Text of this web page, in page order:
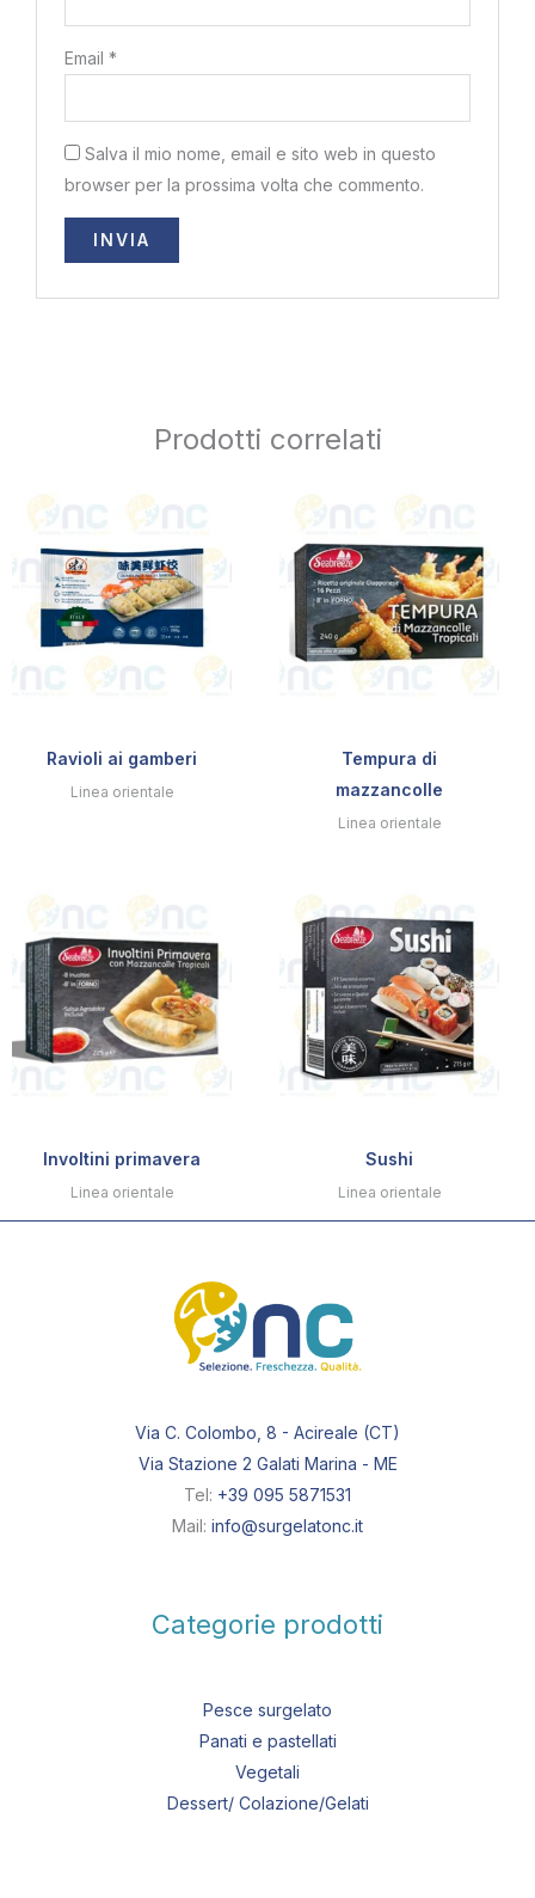
Email*
Salva il mio nome, email e sito web in questo
browser per la prossima volta che commento.
Prodotti correlati
Ravioli ai gamberi
Linea orientale
Tempura di
mazzancolle
Linea orientale
Involtini primavera
Linea orientale
Sushi
Linea orientale
Via C. Colombo, 8 - Acireale (CT)
Via Stazione 2 Galati Marina - ME
Tel: +39 095 5871531
Mail: info@surgelatonc.it
Categorie prodotti
Pesce surgelato
Panati e pastellati
Vegetali
Dessert/ Colazione/Gelati